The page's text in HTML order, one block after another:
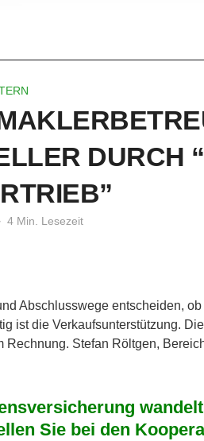
DURCH
4 Min. Lesezeit
Abschlusswege entscheiden,
ist die Verkaufsunterstützung.
Rechnung. Stefan Röltgen,
Sie bei den